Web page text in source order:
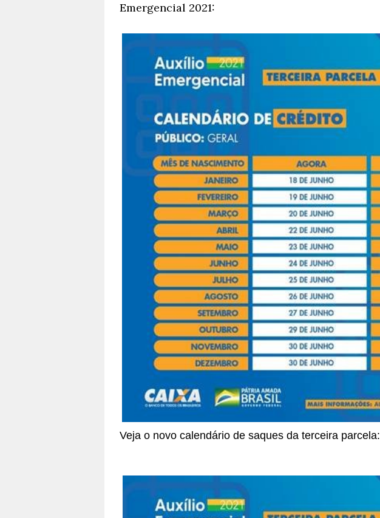
Emergencial 2021:
Veja o novo calendário de saques da terceira parcela: